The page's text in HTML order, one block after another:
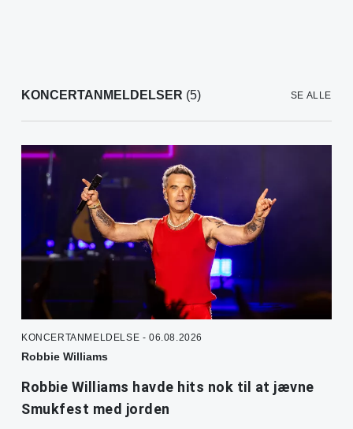
KONCERTANMELDELSER (5) SE ALLE
KONCERTANMELDELSE - 06.08.2026
Robbie Williams
Robbie Williams havde hits nok til at jævne
Smukfest med jorden